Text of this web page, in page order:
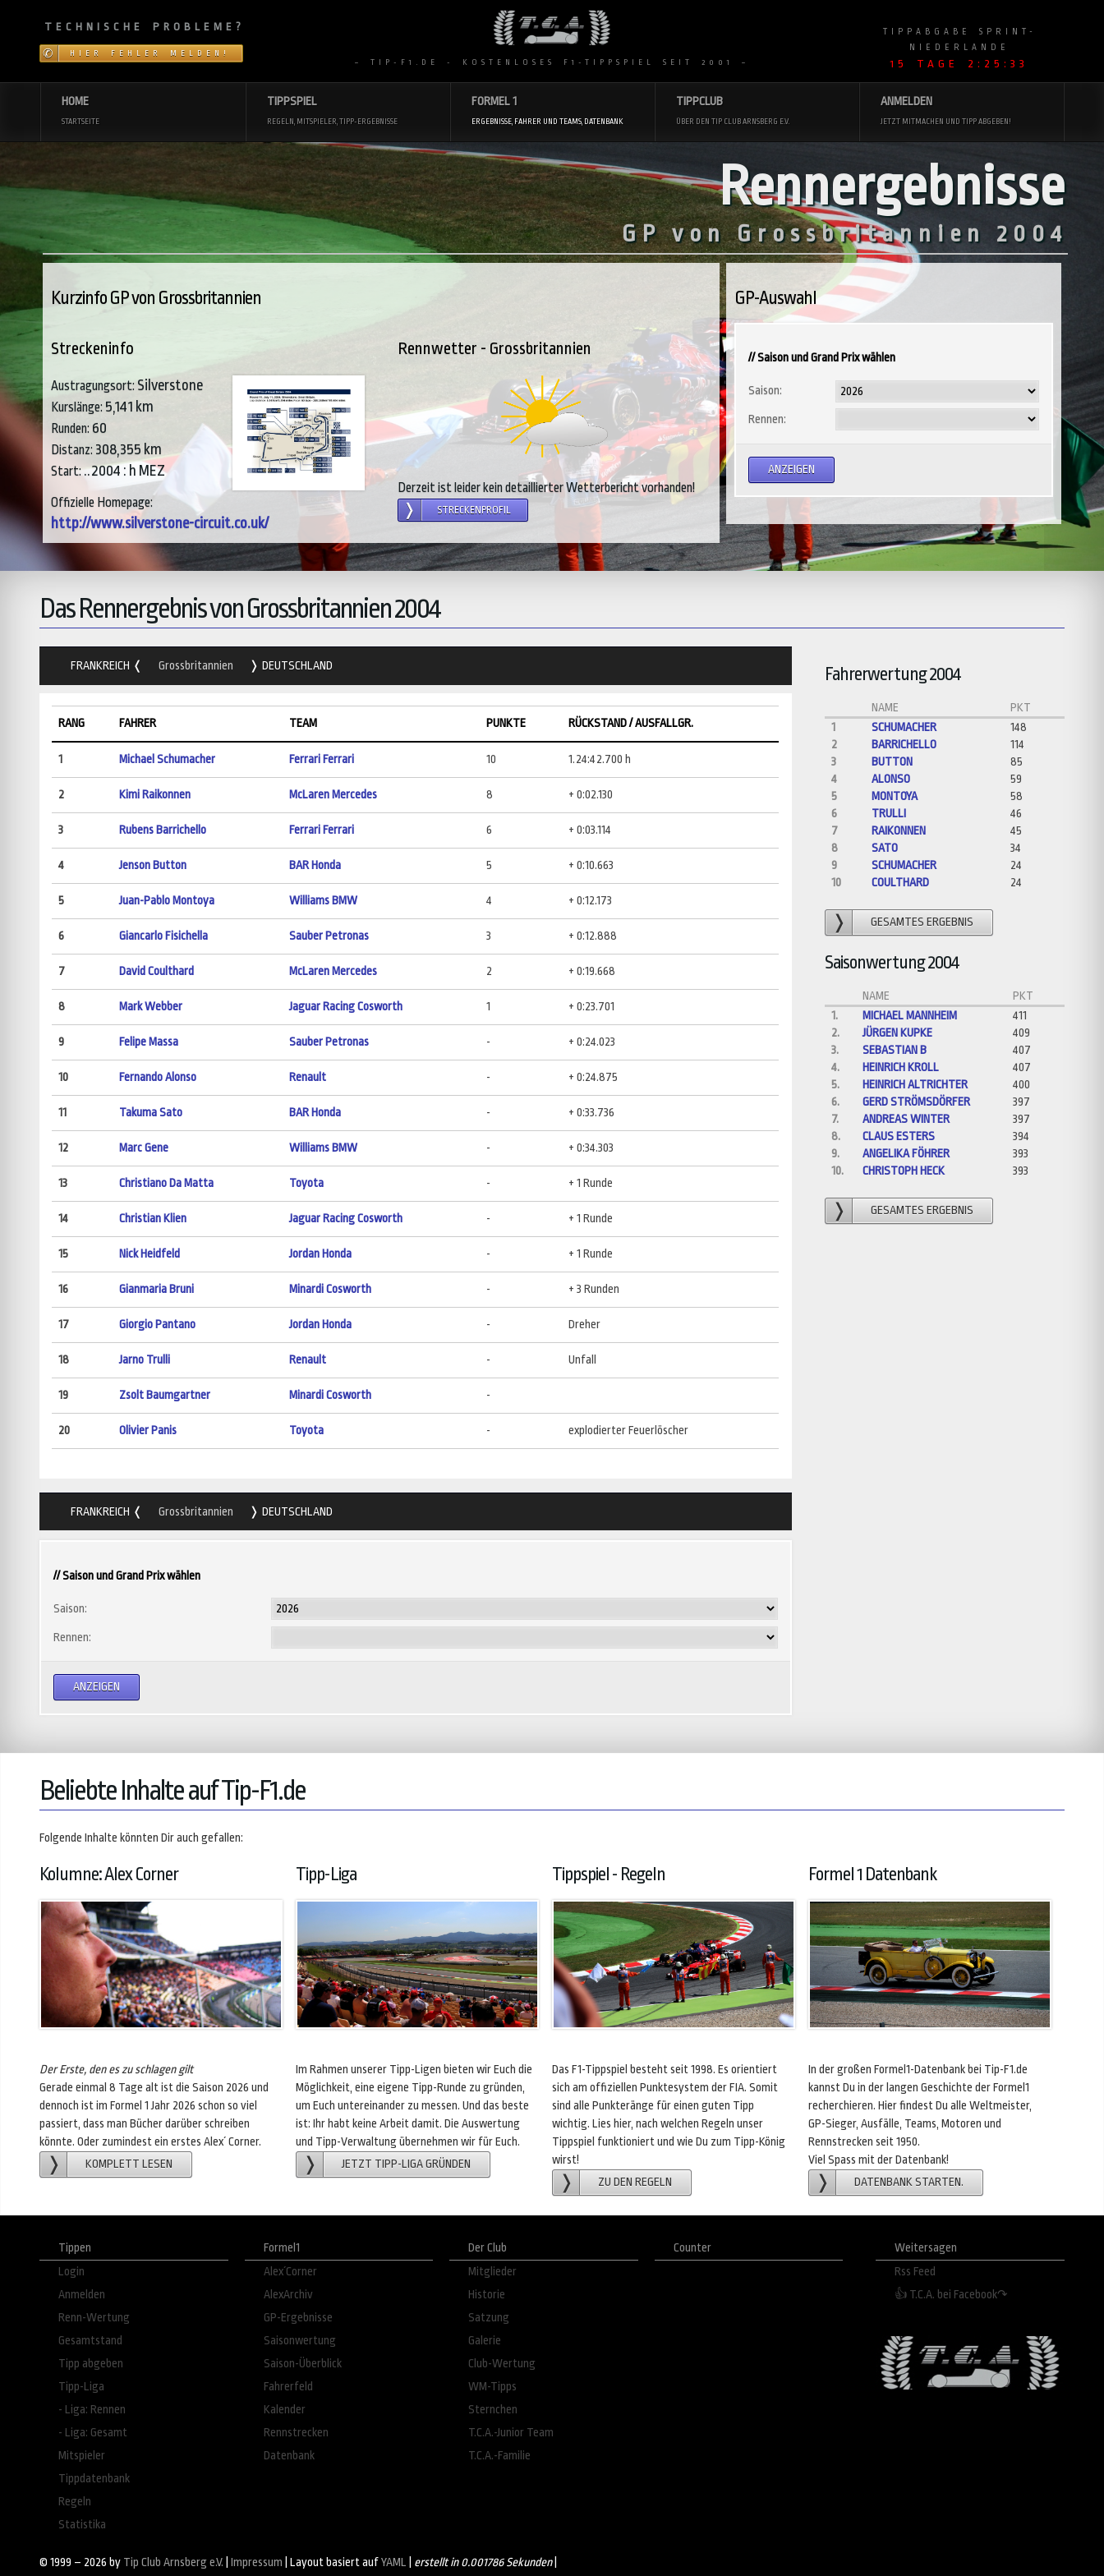
TECHNISCHE PROBLEME?
HIER FEHLER MELDEN!
~ TIP-F1.DE - KOSTENLOSES F1-TIPPSPIEL SEIT 2001 ~
TIPPABGABE SPRINT-
NIEDERLANDE
15 TAGE 2:25:32
HOME
STARTSEITE
TIPPSPIEL
REGELN, MITSPIELER, TIPP-ERGEBNISSE
FORMEL 1
ERGEBNISSE, FAHRER UND TEAMS, DATENBANK
TIPPCLUB
ÜBER DEN TIP CLUB ARNSBERG E.V.
ANMELDEN
JETZT MITMACHEN UND TIPP ABGEBEN!
Rennergebnisse
GP von Grossbritannien 2004
Kurzinfo GP von Grossbritannien
Streckeninfo
Austragungsort: Silverstone
Kurslänge: 5,141 km
Runden: 60
Distanz: 308,355 km
Start:..2004 : h MEZ
Offizielle Homepage:
http://www.silverstone-circuit.co.uk/
Rennwetter - Grossbritannien
Derzeit ist leider kein detaillierter Wetterbericht vorhanden!
STRECKENPROFIL
GP-Auswahl
// Saison und Grand Prix wählen
Saison:
Rennen:
Das Rennergebnis von Grossbritannien 2004
FRANKREICH Grossbritannien DEUTSCHLAND
RANG FAHRER TEAM PUNKTE RÜCKSTAND / AUSFALLGR.
1 Michael Schumacher Ferrari Ferrari 10 1.24:42.700 h
2 Kimi Raikonnen McLaren Mercedes 8 + 0:02.130
3 Rubens Barrichello Ferrari Ferrari 6 + 0:03.114
4 Jenson Button BAR Honda 5 + 0:10.663
5 Juan-Pablo Montoya Williams BMW 4 + 0:12.173
6 Giancarlo Fisichella Sauber Petronas 3 + 0:12.888
7 David Coulthard McLaren Mercedes 2 + 0:19.668
8 Mark Webber Jaguar Racing Cosworth 1 + 0:23.701
9 Felipe Massa Sauber Petronas - + 0:24.023
10 Fernando Alonso Renault - + 0:24.875
11 Takuma Sato BAR Honda - + 0:33.736
12 Marc Gene Williams BMW - + 0:34.303
13 Christiano Da Matta Toyota - + 1 Runde
14 Christian Klien Jaguar Racing Cosworth - + 1 Runde
15 Nick Heidfeld Jordan Honda - + 1 Runde
16 Gianmaria Bruni Minardi Cosworth - + 3 Runden
17 Giorgio Pantano Jordan Honda - Dreher
18 Jarno Trulli Renault - Unfall
19 Zsolt Baumgartner Minardi Cosworth -
20 Olivier Panis Toyota - explodierter Feuerlöscher
FRANKREICH Grossbritannien DEUTSCHLAND
// Saison und Grand Prix wählen
Saison:
Rennen:
Fahrerwertung 2004
NAME
PKT
1
SCHUMACHER
148
2
BARRICHELLO
114
3
BUTTON
85
4
ALONSO
59
5
MONTOYA
58
6
TRULLI
46
7
RAIKONNEN
45
8
SATO
34
9
SCHUMACHER
24
10
COULTHARD 24
GESAMTES ERGEBNIS
Saisonwertung 2004
NAME
PKT
1.
MICHAEL MANNHEIM
411
2.
JÜRGEN KUPKE
409
3.
SEBASTIAN B
407
4.
HEINRICH KROLL
407
5.
HEINRICH ALTRICHTER
400
6.
GERD STRÖMSDÖRFER
397
7.
ANDREAS WINTER
397
8.
CLAUS ESTERS
394
9.
ANGELIKA FÖHRER
393
10.
CHRISTOPH HECK 393
GESAMTES ERGEBNIS
Beliebte Inhalte auf Tip-F1.de
Folgende Inhalte könnten Dir auch gefallen:
Kolumne: Alex Corner
Der Erste, den es zu schlagen gilt
Gerade einmal 8 Tage alt ist die Saison 2026 und
dennoch ist im Formel 1 Jahr 2026 schon so viel
passiert, dass man Bücher darüber schreiben
könnte. Oder zumindest ein erstes Alex´ Corner.
KOMPLETT LESEN
Tipp-Liga
Im Rahmen unserer Tipp-Ligen bieten wir Euch die
Möglichkeit, eine eigene Tipp-Runde zu gründen,
um Euch untereinander zu messen. Und das beste
ist: Ihr habt keine Arbeit damit. Die Auswertung
und Tipp-Verwaltung übernehmen wir für Euch.
JETZT TIPP-LIGA GRÜNDEN
Tippspiel - Regeln
Das F1-Tippspiel besteht seit 1998. Es orientiert
sich am offiziellen Punktesystem der FIA. Somit
sind alle Punkteränge für einen guten Tipp
wichtig. Lies hier, nach welchen Regeln unser
Tippspiel funktioniert und wie Du zum Tipp-König
wirst!
ZU DEN REGELN
Formel 1 Datenbank
In der großen Formel1-Datenbank bei Tip-F1.de
kannst Du in der langen Geschichte der Formel1
recherchieren. Hier findest Du alle Weltmeister,
GP-Sieger, Ausfälle, Teams, Motoren und
Rennstrecken seit 1950.
Viel Spass mit der Datenbank!
DATENBANK STARTEN.
Tippen
Login
Anmelden
Renn-Wertung
Gesamtstand
Tipp abgeben
Tipp-Liga
- Liga: Rennen
- Liga: Gesamt
Mitspieler
Tippdatenbank
Regeln
Statistika
Formel1
Alex´Corner
AlexArchiv
GP-Ergebnisse
Saisonwertung
Saison-Überblick
Fahrerfeld
Kalender
Rennstrecken
Datenbank
Der Club
Mitglieder
Historie
Satzung
Galerie
Club-Wertung
WM-Tipps
Sternchen
T.C.A.-Junior Team
T.C.A.-Familie
Counter
Weitersagen
Rss Feed
👍 T.C.A. bei Facebook↷
© 1999 – 2026 by Tip Club Arnsberg e.V. Impressum | Layout basiert aufYAML erstellt in 0.001786 Sekunden|